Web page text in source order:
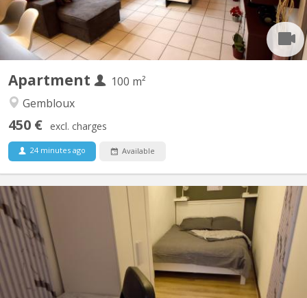
Apartment
100 m²
Gembloux
450 € excl. charges
24 minutes ago Available
KV 1927
Belle coloc full équipée et meublée, en plein centre, au calme,
non loin de la gare, près des commerces et à une minute de la
faculté d'agronomie vous bénéficierez d'un lit double et un
bureau dans une chambre avec vue sur jardin. Salle de bain
spacieuse. Cuisine ouverte donnant sur le séjour....